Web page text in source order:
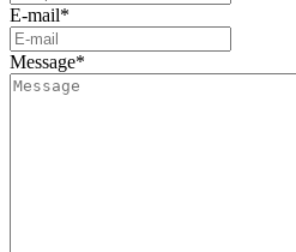
E-mail*
Message*